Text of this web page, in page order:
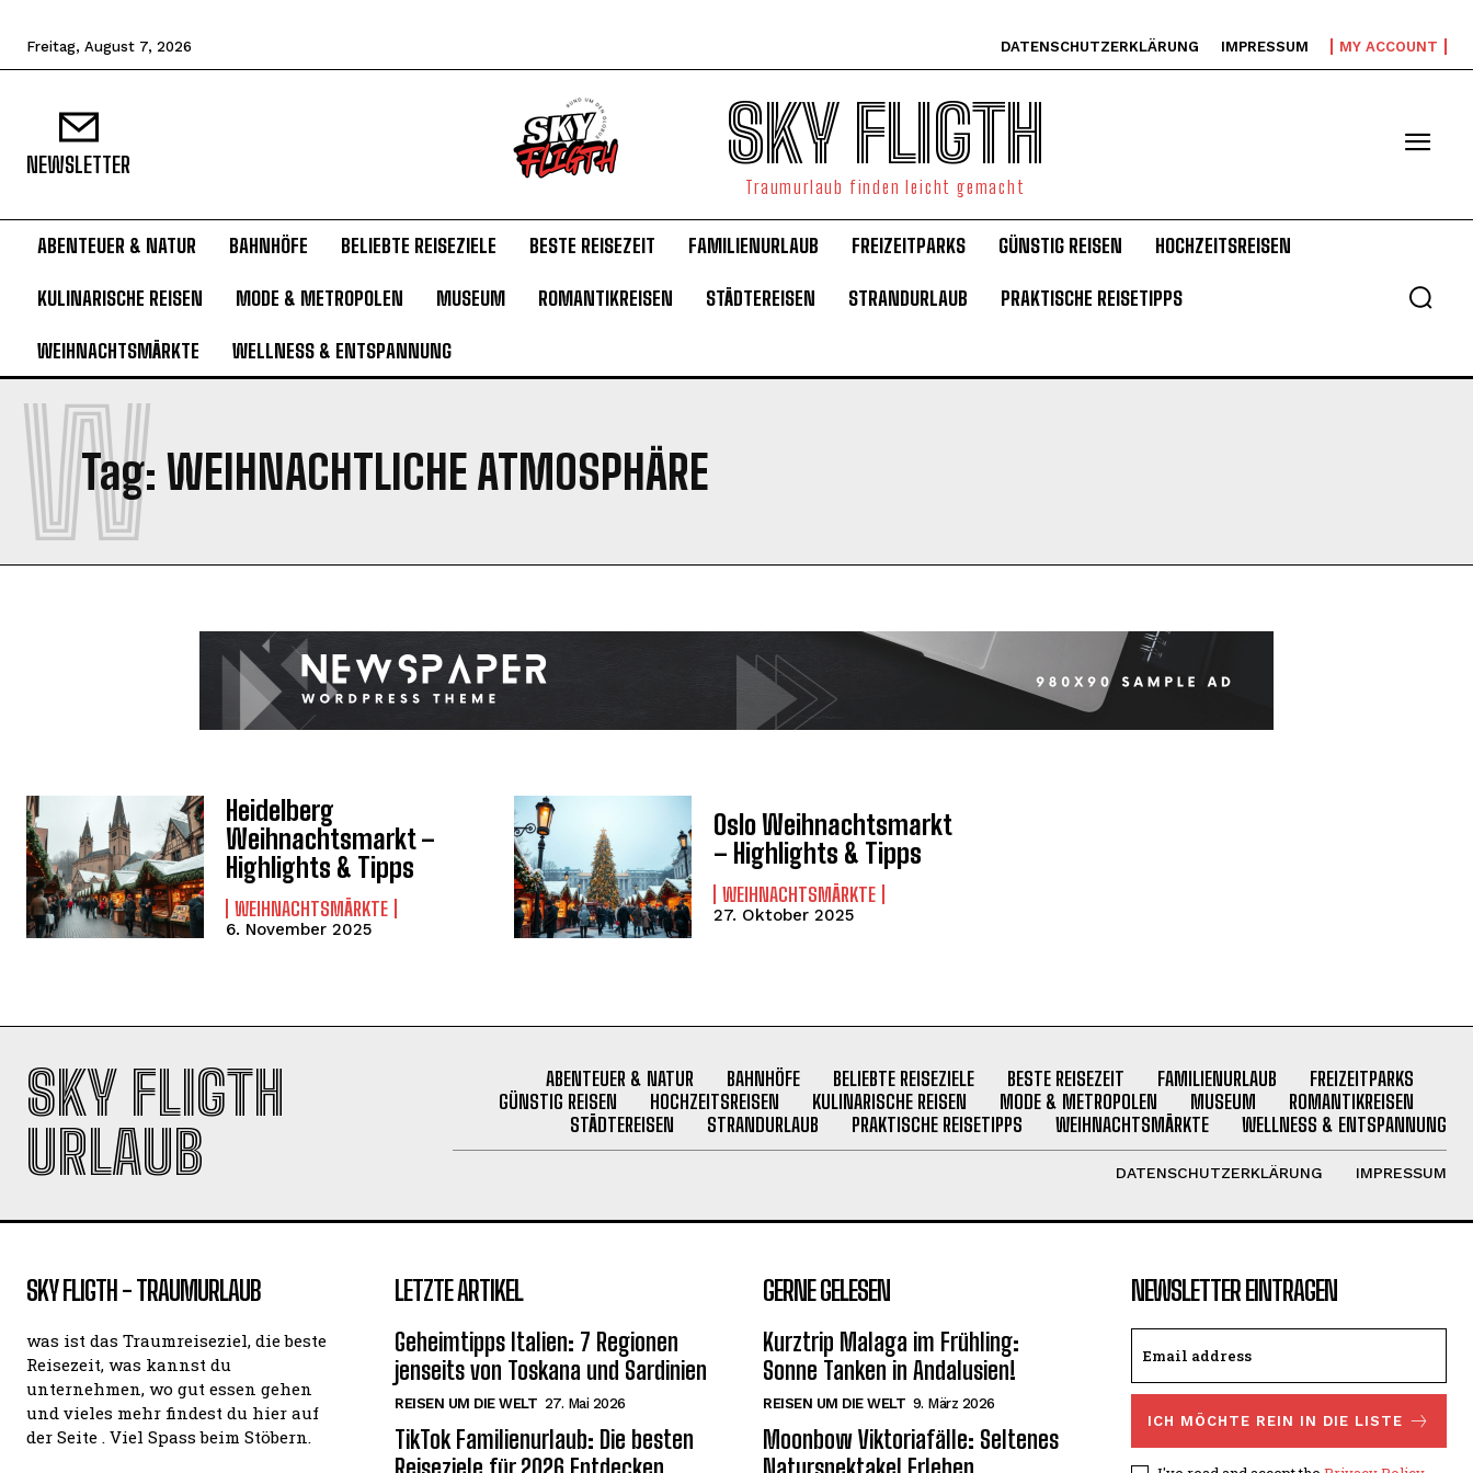
I WANT IN
Privacy Policy.
Freitag, August 7, 2026 DATENSCHUTZERKLÄRUNG IMPRESSUM MY ACCOUNT
NEWSLETTER SKY FLIGTH
Traumurlaub finden leicht gemacht
ABENTEUER & NATUR BAHNHÖFE BELIEBTE REISEZIELE BESTE REISEZEIT FAMILIENURLAUB FREIZEITPARKS GÜNSTIG REISEN HOCHZEITSREISEN
KULINARISCHE REISEN MODE & METROPOLEN MUSEUM ROMANTIKREISEN STÄDTEREISEN STRANDURLAUB PRAKTISCHE REISETIPPS
WEIHNACHTSMÄRKTE WELLNESS & ENTSPANNUNG
Tag: WEIHNACHTLICHE ATMOSPHÄRE
W
Heidelberg
Weihnachtsmarkt –
Highlights & Tipps
WEIHNACHTSMÄRKTE
6. November 2025
Oslo Weihnachtsmarkt
– Highlights & Tipps
WEIHNACHTSMÄRKTE
27. Oktober 2025
SKY FLIGTH
URLAUB
ABENTEUER & NATUR BAHNHÖFE BELIEBTE REISEZIELE BESTE REISEZEIT FAMILIENURLAUB
FREIZEITPARKS
GÜNSTIG REISEN
HOCHZEITSREISEN KULINARISCHE REISEN MODE & METROPOLEN MUSEUM
ROMANTIKREISEN
STÄDTEREISEN
STRANDURLAUB PRAKTISCHE REISETIPPS WEIHNACHTSMÄRKTE WELLNESS & ENTSPANNUNG
DATENSCHUTZERKLÄRUNG IMPRESSUM
SKY FLIGTH - TRAUMURLAUB
was ist das Traumreiseziel, die beste
Reisezeit, was kannst du
unternehmen, wo gut essen gehen
und vieles mehr findest du hier auf
der Seite . Viel Spass beim Stöbern.
LETZTE ARTIKEL
Geheimtipps Italien: 7 Regionen
jenseits von Toskana und Sardinien
REISEN UM DIE WELT 27. Mai 2026
TikTok Familienurlaub: Die besten
GERNE GELESEN
Kurztrip Malaga im Frühling:
Sonne Tanken in Andalusien!
REISEN UM DIE WELT 9. März 2026
Moonbow Viktoriafälle: Seltenes
NEWSLETTER EINTRAGEN
ICH MÖCHTE REIN IN DIE LISTE